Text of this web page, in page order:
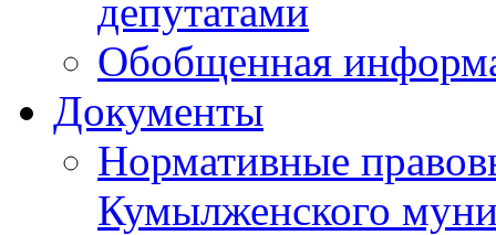
депутатами
Обобщенная
Документы
Нормативные
Кумылженского